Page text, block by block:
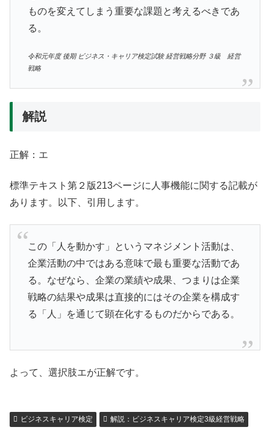
ものを変えてしまう重要な課題と考えるべきであ
る。
令和元年度 後期 ビジネス・キャリア検定試験 経営戦略分野 ３級 経営
戦略
解説
正解：エ
標準テキスト第２版213ページに人事機能に関する記載が
あります。以下、引用します。
この「人を動かす」というマネジメント活動は、
企業活動の中ではある意味で最も重要な活動であ
る。なぜなら、企業の業績や成果、つまりは企業
戦略の結果や成果は直接的にはその企業を構成す
る「人」を通じて顕在化するものだからである。
よって、選択肢エが正解です。
ビジネスキャリア検定 解説：ビジネスキャリア検定3級経営戦略